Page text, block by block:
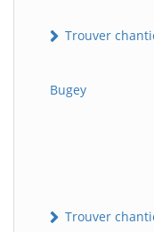
Trouver
Bugey
Trouver